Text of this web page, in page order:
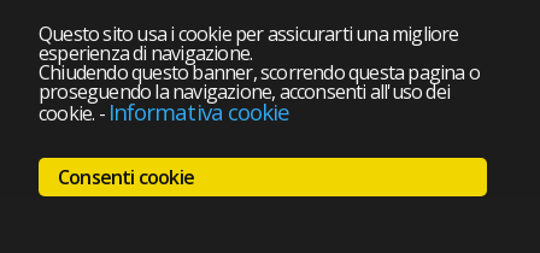
Questo sito usa i cookie per assicurarti una migliore
esperienza di navigazione.
Chiudendo questo banner, scorrendo questa pagina o
proseguendo la navigazione, acconsenti all'uso dei
cookie. - Informativa cookie
Consenti cookie